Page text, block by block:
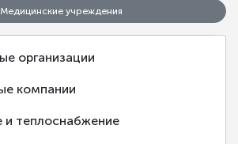
Медицинские учреждения
организации
компании
и теплоснабжение